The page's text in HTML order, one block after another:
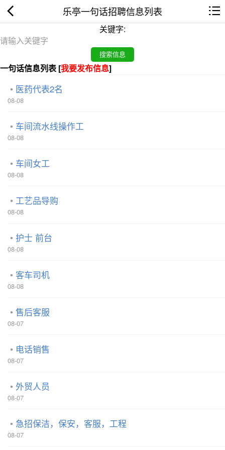
乐亭一句话招聘信息列表
关键字:
一句话信息列表 [我要发布信息]
医药代表2名
08-08
车间流水线操作工
08-08
车间女工
08-08
工艺品导购
08-08
护士 前台
08-08
客车司机
08-08
售后客服
08-07
电话销售
08-07
外贸人员
08-07
急招保洁，保安，客服，工程
08-07